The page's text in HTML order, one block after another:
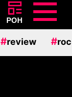
ΡΟΗ
#review #